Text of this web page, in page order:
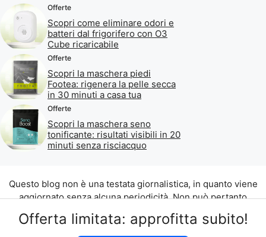
Offerta limitata: approfitta subito!
Offerte
Scopri come eliminare odori e
batteri dal frigorifero con O3
Cube ricaricabile
Offerte
Scopri la maschera piedi
Footea: rigenera la pelle secca
in 30 minuti a casa tua
Offerte
Scopri la maschera seno
tonificante: risultati visibili in 20
minuti senza risciacquo
Questo blog non è una testata giornalistica, in quanto viene
aggiornato senza alcuna periodicità. Non può pertanto
del 07.03.2001.